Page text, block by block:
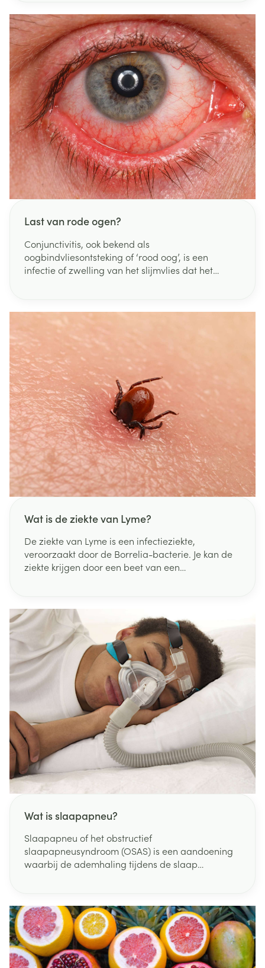
Last van rode ogen?
Conjunctivitis, ook bekend als
oogbindvliesontsteking of ‘rood oog’, is een
infectie of zwelling van het slijmvlies dat het
raken ze ontstoken. Dit geeft het oog een rode
kleur die vaak op conjunctivitis wijst.
Wat is de ziekte van Lyme?
De ziekte van Lyme is een infectieziekte,
veroorzaakt door de Borrelia-bacterie. Je kan de
ziekte krijgen door een beet van een
Wat is slaapapneu?
Slaapapneu of het obstructief
slaapapneusyndroom (OSAS) is een aandoening
waarbij de ademhaling tijdens de slaap
de lucht steeds moeiteloos vanuit mond en neus in
de longen. Iemand met slaapapneu stopt tijdens
de slaap meer dan 10 seconden met ademen,
waarna een diepe inademing volgt met zeer luid
snurken of woelen.